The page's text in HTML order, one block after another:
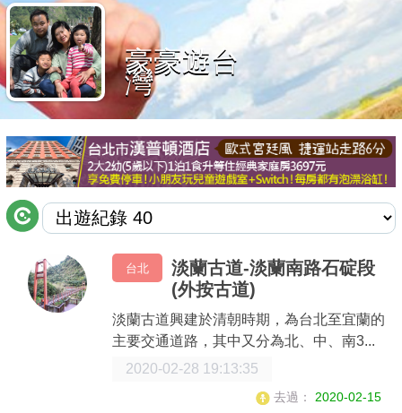
最新留言
商家合作
推薦景點
討論區
聯絡我們
APP下載
豪豪遊台
灣
台北
淡蘭古道-淡蘭南路石碇段
(外按古道)
淡蘭古道興建於清朝時期，為台北至宜蘭的
主要交通道路，其中又分為北、中、南3...
2020-02-28 19:13:35
去過： 2020-02-15